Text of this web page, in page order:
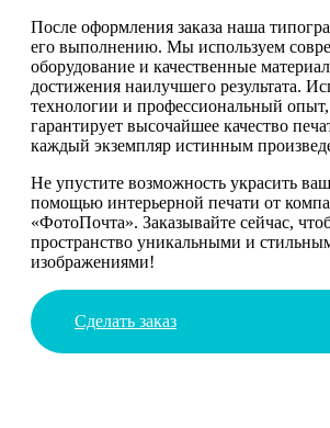
После оформления заказа наша
его выполнению. Мы используем
оборудование и качественные
достижения наилучшего результата.
технологии и профессиональный
гарантирует высочайшее качество
каждый экземпляр истинным
Не упустите возможность украсить
помощью интерьерной печати от
«ФотоПочта». Заказывайте сейчас,
пространство уникальными и
изображениями!
Сделать заказ